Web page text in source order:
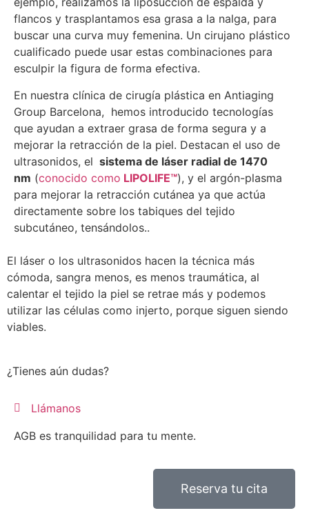
flancos y trasplantamos esa grasa a la nalga, para
buscar una curva muy femenina. Un cirujano plástico
cualificado puede usar estas combinaciones para
esculpir la figura de forma efectiva.
En nuestra clínica de cirugía plástica en Antiaging
Group Barcelona, hemos introducido tecnologías
que ayudan a extraer grasa de forma segura y a
mejorar la retracción de la piel. Destacan el uso de
ultrasonidos, el sistema de láser radial de 1470
nm (conocido como LIPOLIFE™), y el argón-plasma
para mejorar la retracción cutánea ya que actúa
directamente sobre los tabiques del tejido
subcutáneo, tensándolos..
El láser o los ultrasonidos hacen la técnica más
cómoda, sangra menos, es menos traumática, al
calentar el tejido la piel se retrae más y podemos
utilizar las células como injerto, porque siguen siendo
viables.
¿Tienes aún dudas?
Llámanos
AGB es tranquilidad para tu mente.
Reserva tu cita